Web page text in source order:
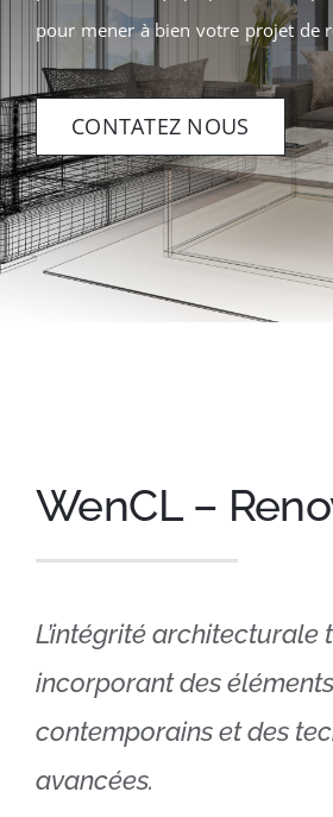
pour mener à bien votre projet de
CONTATEZ NOUS
WenCL –
L’intégrité architecturale
incorporant des éléments
contemporains et des
avancées.